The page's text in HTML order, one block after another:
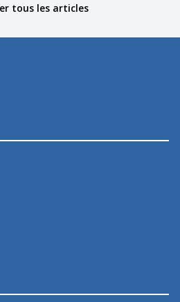
tous les articles